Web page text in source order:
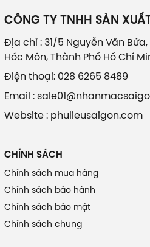
CÔNG TY TNHH SẢN
Địa chỉ : 31/5 Nguyễn Văn Bứa,
Hóc Môn, Thành Phố Hồ Chí
Điện thoại: 028 6265 8489
Email :
Website : phulieusaigon.com
CHÍNH SÁCH
Chính sách mua hàng
Chính sách bảo hành
Chính sách bảo mật
Chính sách chung